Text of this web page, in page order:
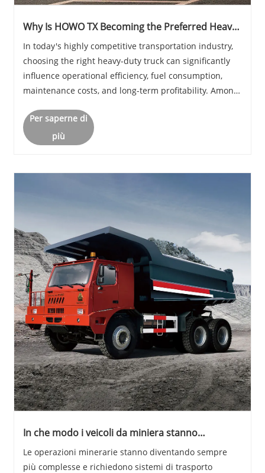
Why Is HOWO TX Becoming the Preferred Heavy-
Transportation Businesses
In today's highly competitive transportation industry,
choosing the right heavy-duty truck can significantly
influence operational efficiency, fuel consumption,
maintenance costs, and long-term profitability. Among
has rapidly emerged as one of the m......
Per saperne di
più
In che modo i veicoli da miniera stanno
produttività nelle moderne operazioni minerarie
Le operazioni minerarie stanno diventando sempre
più complesse e richiedono sistemi di trasporto